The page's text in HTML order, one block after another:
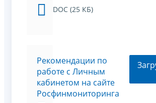
DOC (25 КБ)
Рекомендации по
работе с Личным
кабинетом на сайте
Росфинмониторинга